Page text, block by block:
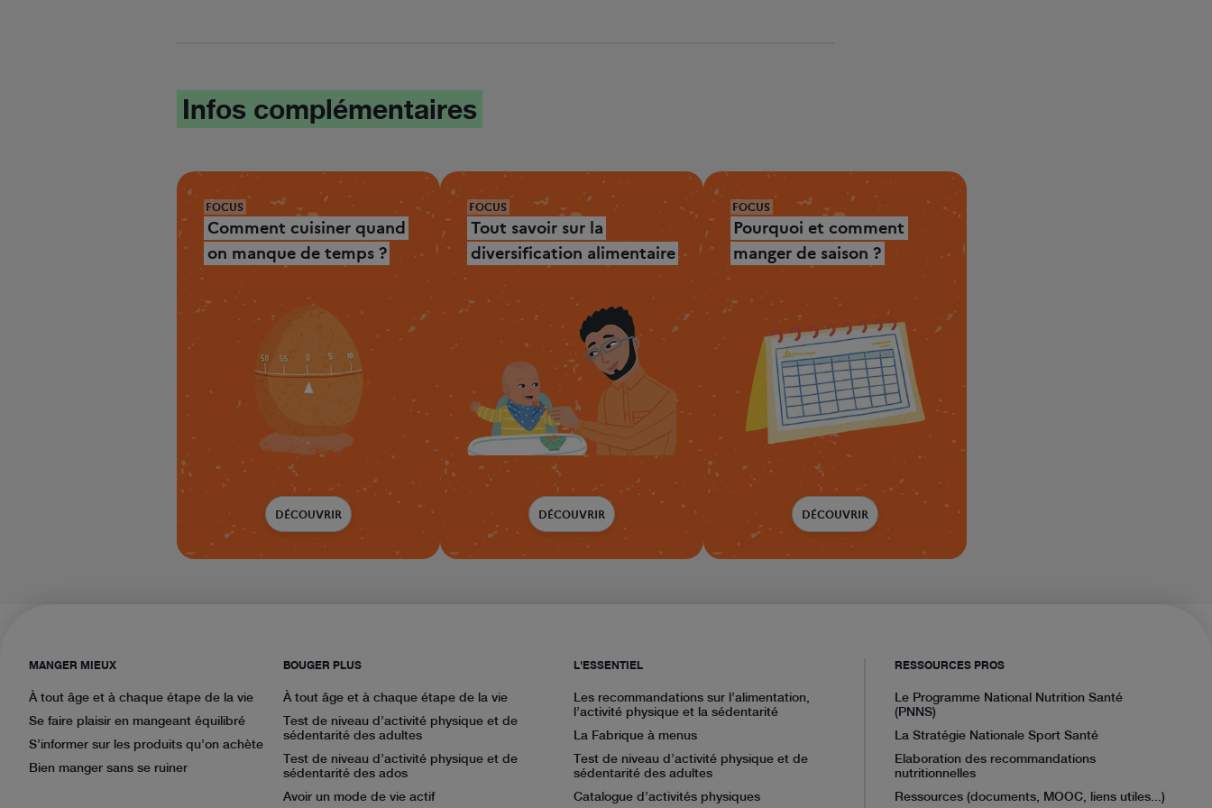
Infos complémentaires
FOCUS
Comment cuisiner quand
on manque de temps ?
DÉCOUVRIR
FOCUS
Tout savoir sur la
diversification alimentaire
DÉCOUVRIR
FOCUS
Pourquoi et comment
manger de saison ?
DÉCOUVRIR
MANGER MIEUX
À tout âge et à chaque étape de la vie
Se faire plaisir en mangeant équilibré
S’informer sur les produits qu’on achète
Bien manger sans se ruiner
BOUGER PLUS
À tout âge et à chaque étape de la vie
Test de niveau d’activité physique et de
sédentarité des adultes
Test de niveau d’activité physique et de
sédentarité des ados
Avoir un mode de vie actif
L'ESSENTIEL
Les recommandations sur l’alimentation,
l’activité physique et la sédentarité
La Fabrique à menus
Test de niveau d’activité physique et de
sédentarité des adultes
Catalogue d’activités physiques
RESSOURCES PROS
Le Programme National Nutrition Santé
(PNNS)
La Stratégie Nationale Sport Santé
Elaboration des recommandations
nutritionnelles
Ressources (documents, MOOC, liens utiles...)